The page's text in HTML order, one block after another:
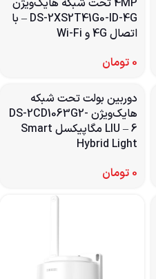
DS-2XS2T41G0-ID-4G – با
اتصال 4G و Wi-Fi
0 تومان
دوربین بولت تحت شبکه
هایک‌ویژن DS-2CD1063G2-
LIU – 6 مگاپیکسل Smart
Hybrid Light
0 تومان